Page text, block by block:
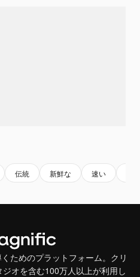
伝統 新鮮な 速い
ためのプラットフォーム。クリ
オを含む100万人以上が利用し